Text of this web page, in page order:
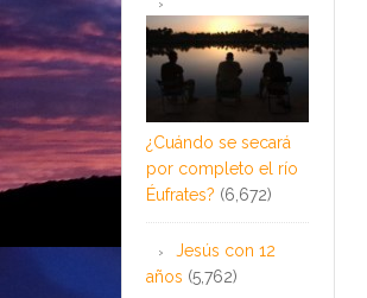
¿Cuándo se secará
por completo el río
Éufrates? (6,672)
Jesús con 12
años (5,762)